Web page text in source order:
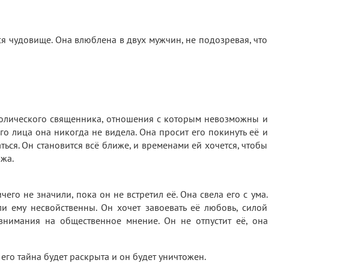
чудовище. Она влюблена в двух мужчин, не подозревая, что
священника, отношения с которым невозможны и
лица она никогда не видела. Она просит его покинуть её и
Он становится всё ближе, и временами ей хочется, чтобы
не значили, пока он не встретил её. Она свела его с ума.
несвойственны. Он хочет завоевать её любовь, силой
на общественное мнение. Он не отпустит её, она
тайна будет раскрыта и он будет уничтожен.